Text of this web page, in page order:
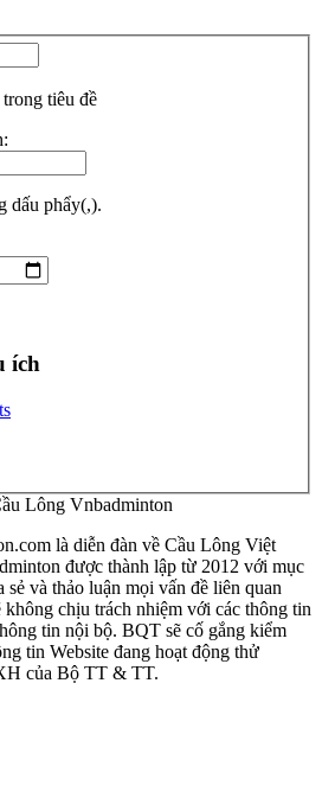
tiêu đề
dấu phẩy(,).
ích
Lông Vnbadminton
là diễn đàn về Cầu Lông Việt
được thành lập từ 2012 với mục
và thảo luận mọi vấn đề liên quan
chịu trách nhiệm với các thông tin
tin nội bộ. BQT sẽ cố gắng kiểm
tin Website đang hoạt động thử
của Bộ TT & TT.